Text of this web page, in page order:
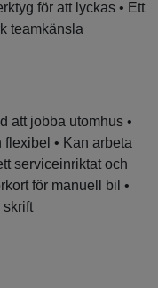
för att lyckas • Ett
teamkänsla
att jobba utomhus •
• Kan arbeta
serviceinriktat och
för manuell bil •
skrift